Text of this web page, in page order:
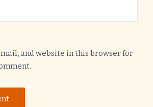
and website in this browser for